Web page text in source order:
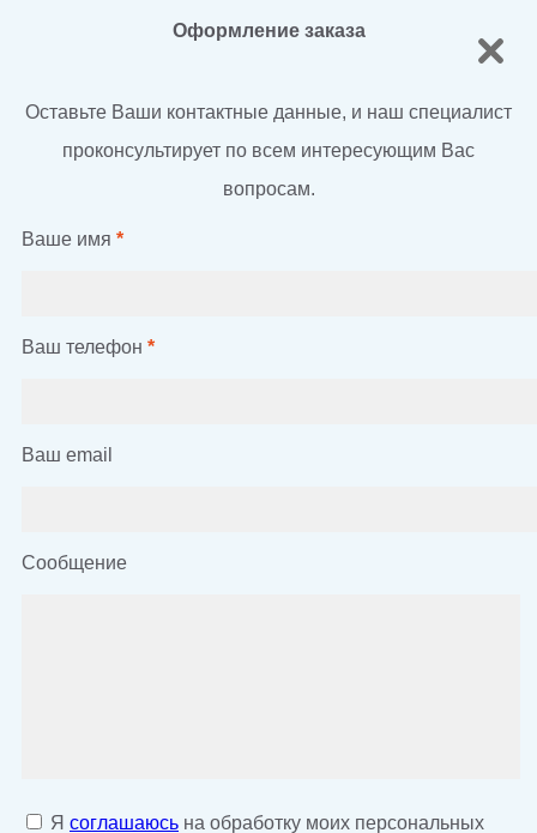
Оформление заказа
Оставьте Ваши контактные данные, и наш специалист
проконсультирует по всем интересующим Вас
вопросам.
Ваше имя *
Ваш телефон *
Ваш email
Сообщение
Я соглашаюсь на обработку моих персональных